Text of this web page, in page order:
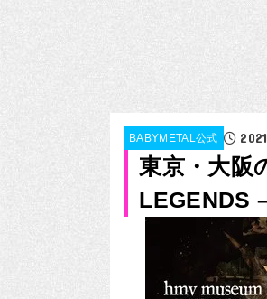
BABYMETAL公式
東京・大阪
LEGENDS